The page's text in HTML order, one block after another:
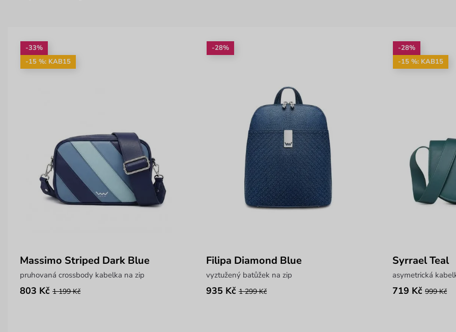
-33%
-15 %: KAB15
Massimo Striped Dark Blue
pruhovaná crossbody kabelka na zip
803 Kč 1 199 Kč
-28%
Filipa Diamond Blue
vyztužený batůžek na zip
935 Kč 1 299 Kč
-28%
-15 %: KAB15
Syrrael Teal
asymetrická
719 Kč 999 Kč